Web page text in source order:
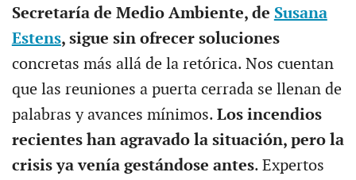
Secretaría de Medio Ambiente, de Susana
Estens, sigue sin ofrecer soluciones
concretas más allá de la retórica. Nos cuentan
que las reuniones a puerta cerrada se llenan de
palabras y avances mínimos. Los incendios
recientes han agravado la situación, pero la
crisis ya venía gestándose antes. Expertos